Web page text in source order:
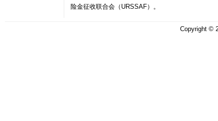
险金征收联合会（URSSAF）。
Copyright ©